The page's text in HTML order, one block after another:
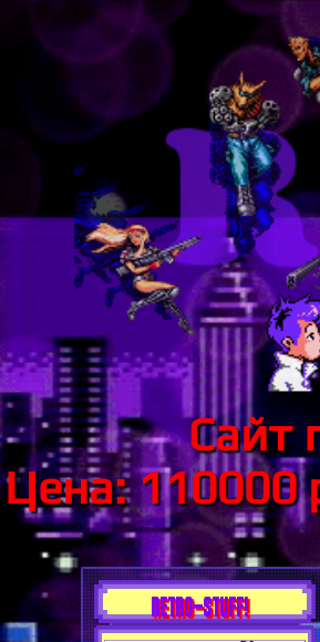
Сайт
Цена: 110000
RETRO-STUFF!